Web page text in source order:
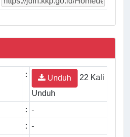
: Unduh
22 Kali
Unduh
: -
: -